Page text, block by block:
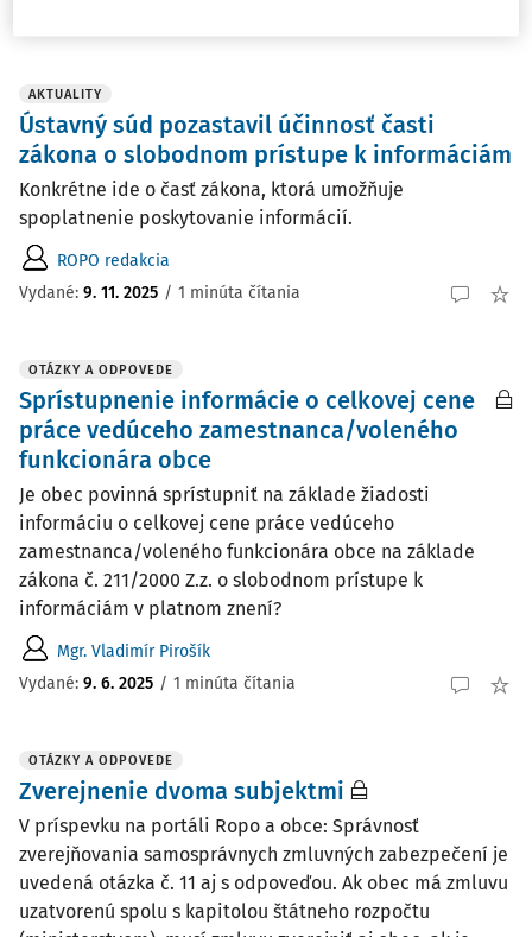
AKTUALITY
Ústavný súd pozastavil účinnosť časti
zákona o slobodnom prístupe k informáciám
Konkrétne ide o časť zákona, ktorá umožňuje
spoplatnenie poskytovanie informácií.
ROPO redakcia
Vydané: 9. 11. 2025 / 1 minúta čítania
OTÁZKY A ODPOVEDE
Sprístupnenie informácie o celkovej cene
práce vedúceho zamestnanca/voleného
funkcionára obce
Je obec povinná sprístupniť na základe žiadosti
informáciu o celkovej cene práce vedúceho
zamestnanca/voleného funkcionára obce na základe
zákona č. 211/2000 Z.z. o slobodnom prístupe k
informáciám v platnom znení?
Mgr. Vladimír Pirošík
Vydané: 9. 6. 2025 / 1 minúta čítania
OTÁZKY A ODPOVEDE
Zverejnenie dvoma subjektmi
V príspevku na portáli Ropo a obce: Správnosť
zverejňovania samosprávnych zmluvných zabezpečení je
uvedená otázka č. 11 aj s odpoveďou. Ak obec má zmluvu
uzatvorenú spolu s kapitolou štátneho rozpočtu